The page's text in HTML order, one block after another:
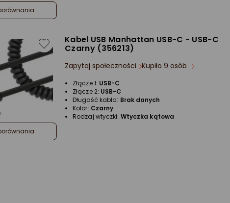
Kabel USB Manhattan USB-C - USB-C
Czarny (356213)
Zapytaj społeczności Kupiło 9 osób
Złącze 1: USB-C
Złącze 2: USB-C
Długość kabla: Brak danych
Kolor: Czarny
Rodzaj wtyczki: Wtyczka kątowa